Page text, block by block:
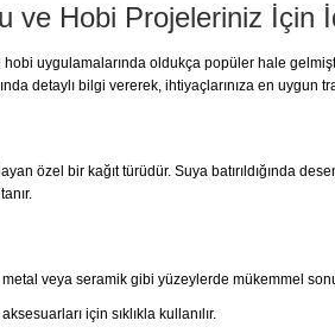
ve Hobi Projeleriniz İçin
uygulamalarında oldukça popüler hale
detaylı bilgi vererek, ihtiyaçlarınıza en uygun
özel bir kağıt türüdür. Suya batırıldığında
veya seramik gibi yüzeylerde mükemmel
için sıklıkla kullanılır.